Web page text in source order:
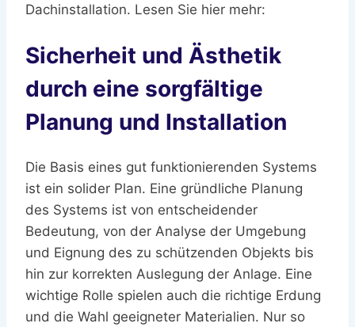
Dachinstallation. Lesen Sie hier mehr:
Sicherheit und Ästhetik
durch eine sorgfältige
Planung und Installation
Die Basis eines gut funktionierenden Systems
ist ein solider Plan. Eine gründliche Planung
des Systems ist von entscheidender
Bedeutung, von der Analyse der Umgebung
und Eignung des zu schützenden Objekts bis
hin zur korrekten Auslegung der Anlage. Eine
wichtige Rolle spielen auch die richtige Erdung
und die Wahl geeigneter Materialien. Nur so